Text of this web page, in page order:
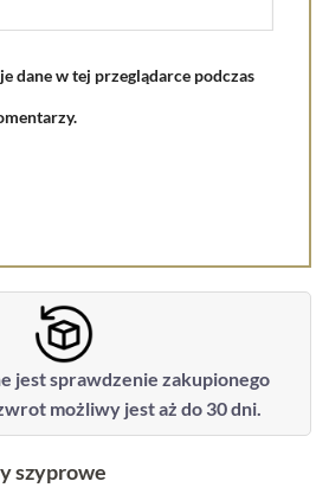
dane w tej przeglądarce podczas
jest sprawdzenie zakupionego
możliwy jest aż do 30 dni.
szyprowe